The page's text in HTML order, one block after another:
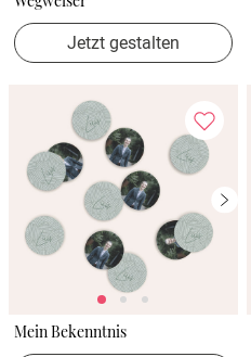
Jetzt gestalten
Mein Bekenntnis